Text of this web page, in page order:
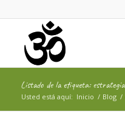
Listado de la etiqueta: estrategia
Usted está aquí: Inicio / Blog /